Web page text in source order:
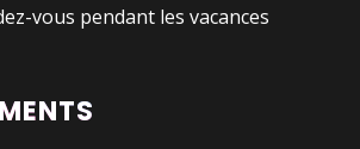
vous pendant les vacances